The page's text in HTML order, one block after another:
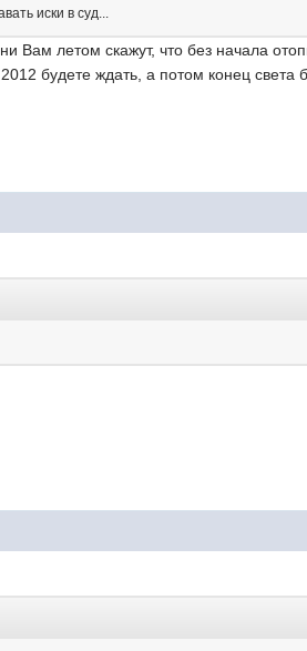
иски в суд...
летом скажут, что без начала
будете ждать, а потом конец света